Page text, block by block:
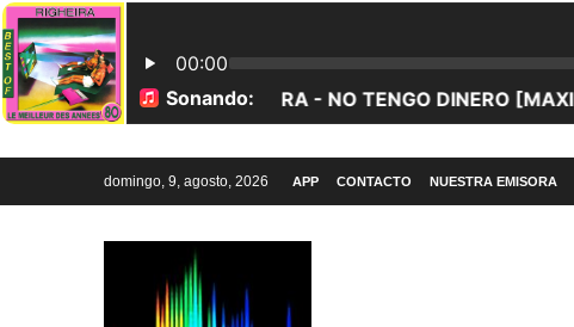
domingo, 9, agosto, 2026 APP CONTACTO NUESTRA EMISORA